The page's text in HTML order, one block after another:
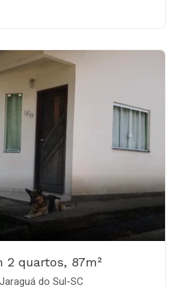
2 quartos, 87m²
do Sul-SC